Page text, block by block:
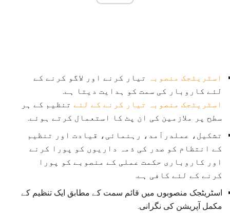
اسٹریٹجک منصوبہ
تیار کرنے اور لاگو کرنے کے
لئے کاروبار کی سمت کو ہدایت دیتا ہے.
اسٹریٹجک منصوبہ تیار کرنے کے لئے تنظیم کے ہر
سطح پر ملازمین کی ان پٹ کا استعمال کرتے ہوئے.
تشکیل، عملدرآمد، رہنمائی، قیادت اور تنظیم
کے انتظام کو صدر کی ذمہ داریوں کو پورا کرنے
اور کاروباری حکمت عملی کے منصوبے کو پورا
کرنے کے لئے کافی ہے.
اسٹریٹجک منصوبوں میں قائم سمت کے مطابق ایک تنظیم کے
مکمل آپریشن کی نگرانی.